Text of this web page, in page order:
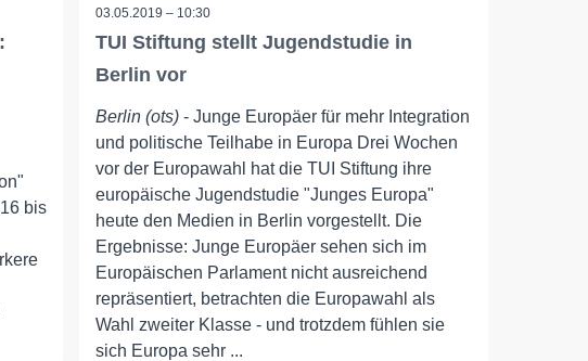
bis
03.05.2019 – 10:30
TUI Stiftung stellt Jugendstudie in
Berlin vor
Berlin (ots) - Junge Europäer für mehr Integration
und politische Teilhabe in Europa Drei Wochen
vor der Europawahl hat die TUI Stiftung ihre
europäische Jugendstudie "Junges Europa"
heute den Medien in Berlin vorgestellt. Die
Ergebnisse: Junge Europäer sehen sich im
Europäischen Parlament nicht ausreichend
repräsentiert, betrachten die Europawahl als
Wahl zweiter Klasse - und trotzdem fühlen sie
sich Europa sehr ...